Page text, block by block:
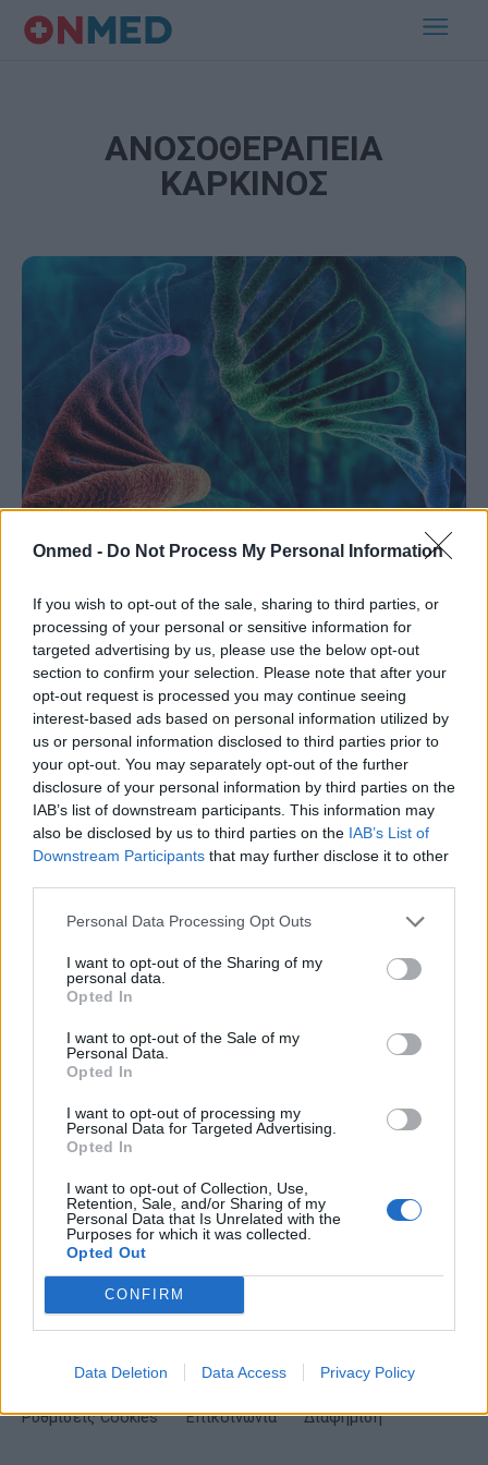
Onmed - Do Not Process My Personal Information
If you wish to opt-out of the sale, sharing to third parties, or
processing of your personal or sensitive information for
targeted advertising by us, please use the below opt-out
section to confirm your selection. Please note that after your
opt-out request is processed you may continue seeing
interest-based ads based on personal information utilized by
us or personal information disclosed to third parties prior to
your opt-out. You may separately opt-out of the further
disclosure of your personal information by third parties on the
IAB’s list of downstream participants. This information may
also be disclosed by us to third parties on the IAB’s List of
Downstream Participants that may further disclose it to other
Personal Data Processing Opt Outs
I want to opt-out of the Sharing of my
personal data.
Opted In
I want to opt-out of the Sale of my
Personal Data.
Opted In
I want to opt-out of processing my
Personal Data for Targeted Advertising.
Opted In
I want to opt-out of Collection, Use,
Retention, Sale, and/or Sharing of my
Personal Data that Is Unrelated with the
Purposes for which it was collected.
Opted Out
CONFIRM
Data Deletion Data Access Privacy Policy
ΑΝΟΣΟΘΕΡΑΠΕΙΑ
ΚΑΡΚΙΝΟΣ
Ανοσοθεραπεία: Η μεγάλη ελπίδα για τη
Με τον στόχο της απόλυτης ίασης να παραμένει το
μείζον ζητούμενο, τα τελευταία χρόνια υπάρχουν
εντυπωσιακές εξελίξεις στη θεραπεία του…
Εγγραφή στο Newsletter
Σημαντικά νέα για την υγεία στο mail σας καθημερινά
Έχω διαβάσει, κατανοώ και αποδέχομαι τους
Δηλώνω υπεύθυνα ότι είμαι άνω των 18 ετών ή ότι βρίσκομαι υπό την
εποπτεία γονέα ή κηδεμόνα ή επιτρόπου
Ταυτότητα Όροι χρήσης Δήλωση εχεμύθειας
Ρυθμίσεις Cookies Επικοινωνία Διαφήμιση